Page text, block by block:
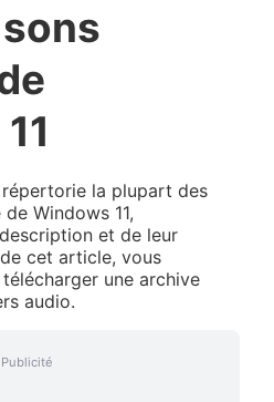
la plupart des
Windows 11,
et de leur
cet article, vous
une archive
audio.
Publicité